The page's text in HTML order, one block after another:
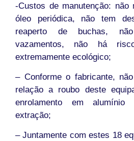
-Custos de manutenção: não
óleo periódica, não tem
reaperto de buchas,
vazamentos, não há
extremamente ecológico;
– Conforme o fabricante,
relação a roubo deste
enrolamento em
extração;
– Juntamente com estes 18